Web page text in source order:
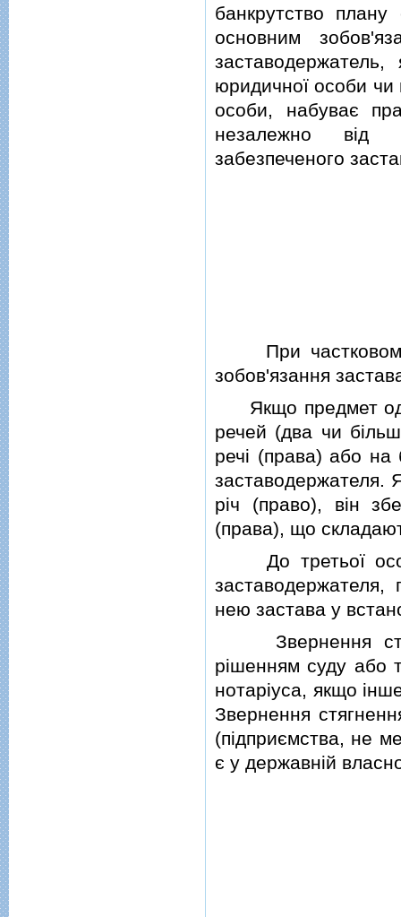
банкрутство
основним
юридичної особи чи
особи, набуває
незалежно вiд
забезпеченого
При частковому
зобов'язання
Якщо предмет
речей (два чи
речi (права) або на
заставодержателя.
рiч (право), вiн
(права), що
До третьої
нею застава у
Звернення
рiшенням суду або
нотарiуса, якщо
Звернення
(пiдприємства, не
є у державнiй